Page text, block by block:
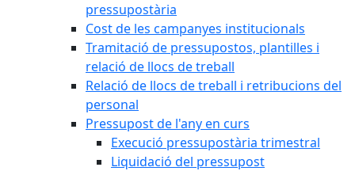
pressupostària
Cost de les campanyes institucionals
Tramitació de pressupostos, plantilles i
relació de llocs de treball
Relació de llocs de treball i retribucions del
personal
Pressupost de l'any en curs
Execució pressupostària trimestral
Liquidació del pressupost